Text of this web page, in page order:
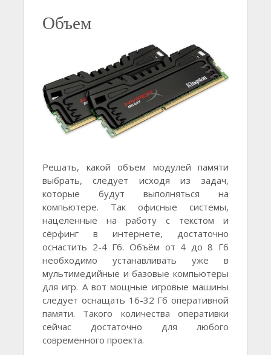
Объем
Решать, какой объем модулей памяти
выбрать, следует исходя из задач,
которые будут выполняться на
компьютере. Так офисные системы,
нацеленные на работу с текстом и
сёрфинг в интернете, достаточно
оснастить 2-4 Гб. Объём от 4 до 8 Гб
необходимо устанавливать уже в
мультимедийные и базовые компьютеры
для игр. А вот мощные игровые машины
следует оснащать 16-32 Гб оперативной
памяти. Такого количества оперативки
сейчас достаточно для любого
современного проекта.